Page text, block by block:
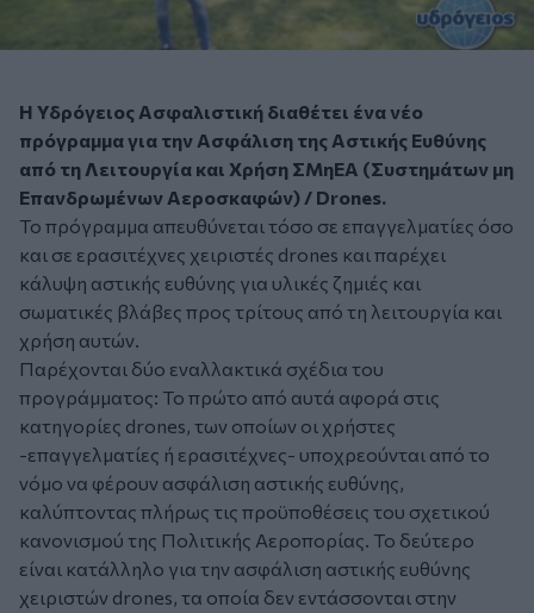
Η Υδρόγειος Ασφαλιστική διαθέτει ένα νέο
πρόγραμμα για την Ασφάλιση της Αστικής Ευθύνης
από τη Λειτουργία και Χρήση ΣΜηΕΑ (Συστημάτων μη
Επανδρωμένων Αεροσκαφών) / Drones.
Το πρόγραμμα απευθύνεται τόσο σε επαγγελματίες όσο
και σε ερασιτέχνες χειριστές drones και παρέχει
κάλυψη αστικής ευθύνης για υλικές ζημιές και
σωματικές βλάβες προς τρίτους από τη λειτουργία και
χρήση αυτών.
Παρέχονται δύο εναλλακτικά σχέδια του
προγράμματος: Το πρώτο από αυτά αφορά στις
κατηγορίες drones, των οποίων οι χρήστες
-επαγγελματίες ή ερασιτέχνες- υποχρεούνται από το
νόμο να φέρουν ασφάλιση αστικής ευθύνης,
καλύπτοντας πλήρως τις προϋποθέσεις του σχετικού
κανονισμού της Πολιτικής Αεροπορίας. Το δεύτερο
είναι κατάλληλο για την ασφάλιση αστικής ευθύνης
χειριστών drones, τα οποία δεν εντάσσονται στην